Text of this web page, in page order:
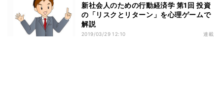
新社会人のための行動経済学 第1回 投資
の「リスクとリターン」を心理ゲームで
解説
2019/03/29 12:10 連載